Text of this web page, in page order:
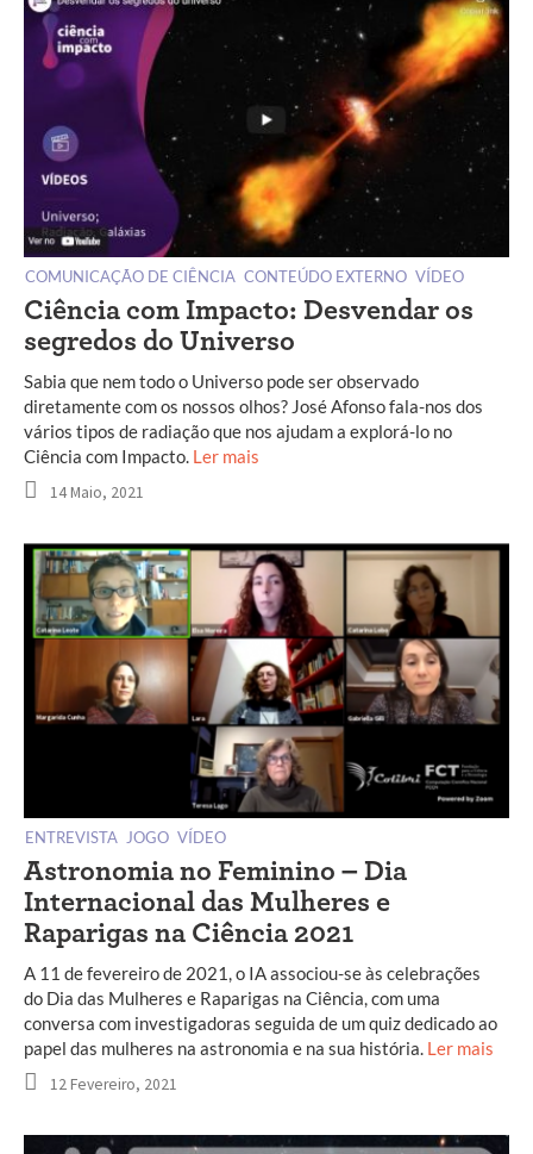
COMUNICAÇÃO DE CIÊNCIA CONTEÚDO EXTERNO VÍDEO
Ciência com Impacto: Desvendar os
segredos do Universo
Sabia que nem todo o Universo pode ser observado
diretamente com os nossos olhos? José Afonso fala-nos dos
vários tipos de radiação que nos ajudam a explorá-lo no
Ciência com Impacto. Ler mais
14 Maio, 2021
ENTREVISTA JOGO VÍDEO
Astronomia no Feminino – Dia
Internacional das Mulheres e
Raparigas na Ciência 2021
A 11 de fevereiro de 2021, o IA associou-se às celebrações
do Dia das Mulheres e Raparigas na Ciência, com uma
conversa com investigadoras seguida de um quiz dedicado ao
papel das mulheres na astronomia e na sua história. Ler mais
12 Fevereiro, 2021